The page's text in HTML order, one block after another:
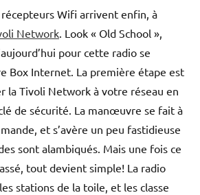
Wifi arrivent enfin, à
Network . Look « Old School »,
pour cette radio se
Box Internet. La première étape est
la Tivoli Network à votre réseau en
de sécurité. La manœuvre se fait à
et s’avère un peu fastidieuse
sont alambiqués. Mais une fois ce
tout devient simple! La radio
stations de la toile, et les classe